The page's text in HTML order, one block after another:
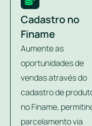
Cadastro no
Finame
Aumente as
oportunidades de
vendas através do
cadastro de
no Finame,
parcelamento via